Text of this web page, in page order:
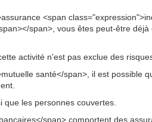
<span
span>, vous êtes peut-être
activité n'est pas exclue des
santé</span>, il est possible
les personnes couvertes.
span> comportent des